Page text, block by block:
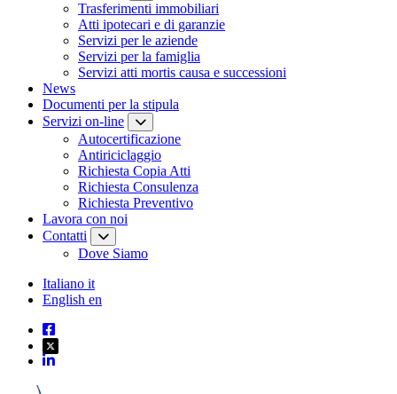
Trasferimenti immobiliari
Atti ipotecari e di garanzie
Servizi per le aziende
Servizi per la famiglia
Servizi atti mortis causa e successioni
News
Documenti per la stipula
Servizi on-line
Autocertificazione
Antiriciclaggio
Richiesta Copia Atti
Richiesta Consulenza
Richiesta Preventivo
Lavora con noi
Contatti
Dove Siamo
Italiano it
English en